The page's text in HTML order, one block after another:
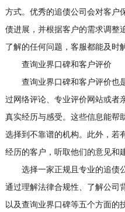
方式。优秀的追债公司会对客户
债进展，并根据客户的需求调整
了解的任何问题，客服都能及时
查询业界口碑和客户评价
查询业界口碑和客户评价也
过网络评论、专业评价网站或者
真实经历与感受。这些信息能帮
选择到不靠谱的机构。此外，若
经历的客户，听取他们的意见和
选择一家正规且专业的追债公
通过理解法律合规性、了解公司
以及查询业界口碑等五个方面的